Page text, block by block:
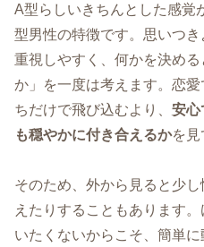
A型らしいきちんとした感覚
型男性の特徴です。思いつ
重視しやすく、何かを決め
か」を一度は考えます。恋
ちだけで飛び込むより、 安心
も穏やかに付き合えるかを見
そのため、外から見ると少
えたりすることもあります
いたくないからこそ、簡単に